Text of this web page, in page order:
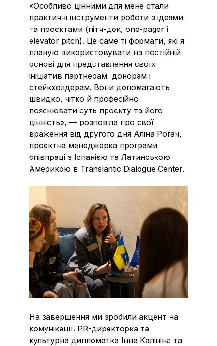
«Особливо цінними для мене стали
практичні інструменти роботи з ідеями
та проєктами (пітч-дек, one-pager і
elevator pitch). Це саме ті формати, які я
планую використовувати на постійній
основі для представлення своїх
ініціатив партнерам, донорам і
стейкхолдерам. Вони допомагають
швидко, чітко й професійно
пояснювати суть проєкту та його
цінність», — розповіла про свої
враження від другого дня Аліна Рогач,
проєктна менеджерка програми
співпраці з Іспанією та Латинською
Америкою в Translantic Dialogue Center.
На завершення ми зробили акцент на
комунікації. PR-директорка та
культурна дипломатка Інна Калініна та